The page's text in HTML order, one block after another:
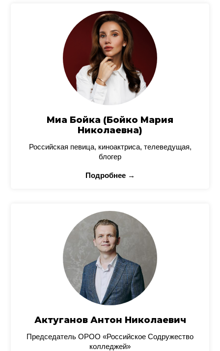
Миа Бойка (Бойко Мария
Николаевна)
Российская певица, киноактриса, телеведущая,
блогер
Подробнее →
Актуганов Антон Николаевич
Председатель ОРОО «Российское Содружество
колледжей»